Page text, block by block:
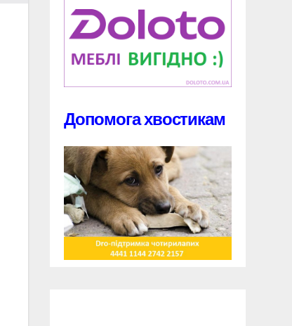
Допомога хвостикам